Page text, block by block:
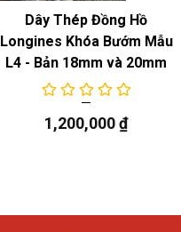
Dây Thép Đồng Hồ
Longines Khóa Bướm Mẫu
L4 - Bản 18mm và 20mm
1,200,000₫